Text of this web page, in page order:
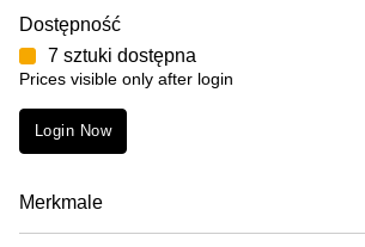
Dostępność
7 sztuki dostępna
Prices visible only after login
Login Now
Merkmale